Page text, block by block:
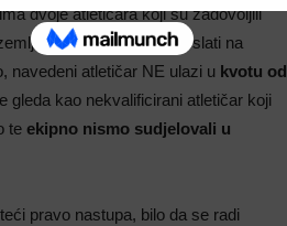
dvoje atletičara koji su zadovoljili
proizvoljno birati i poslati na
navedeni atletičar NE ulazi u kvotu od
gleda kao nekvalificirani atletičar koji
te ekipno nismo sudjelovali u
pravo nastupa, bilo da se radi